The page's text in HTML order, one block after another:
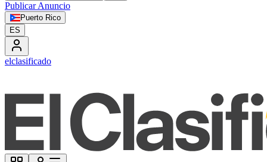
Publicar Anuncio
Puerto Rico
ES
elclasificado